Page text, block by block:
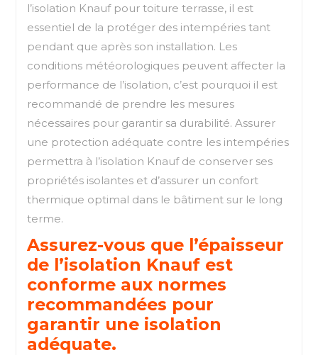
l’isolation Knauf pour toiture terrasse, il est
essentiel de la protéger des intempéries tant
pendant que après son installation. Les
conditions météorologiques peuvent affecter la
performance de l’isolation, c’est pourquoi il est
recommandé de prendre les mesures
nécessaires pour garantir sa durabilité. Assurer
une protection adéquate contre les intempéries
permettra à l’isolation Knauf de conserver ses
propriétés isolantes et d’assurer un confort
thermique optimal dans le bâtiment sur le long
terme.
Assurez-vous que l’épaisseur
de l’isolation Knauf est
conforme aux normes
recommandées pour
garantir une isolation
adéquate.